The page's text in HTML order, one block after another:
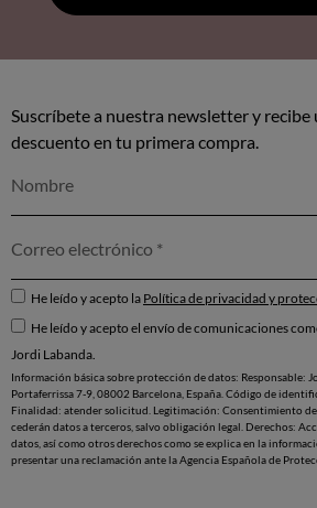
Suscríbete a nuestra newsletter y recibe
descuento en tu primera compra.
He leído y acepto la Política de privacidad y
He leído y acepto el envío de comunicaciones
Jordi Labanda.
Información básica sobre protección de datos: Responsable:
Portaferrissa 7-9, 08002 Barcelona, España. Código de
Finalidad: atender solicitud. Legitimación: Consentimiento
cederán datos a terceros, salvo obligación legal. Derechos:
datos, así como otros derechos como se explica en la
presentar una reclamación ante la Agencia Española de